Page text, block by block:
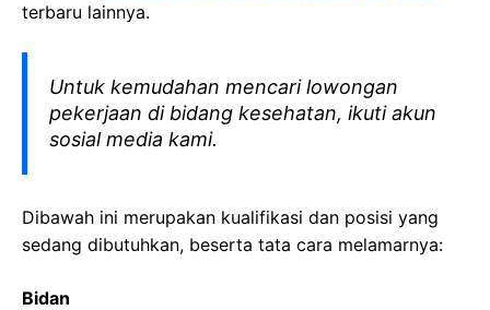
terbaru lainnya.
Untuk kemudahan mencari lowongan
pekerjaan di bidang kesehatan, ikuti akun
sosial media kami.
Dibawah ini merupakan kualifikasi dan posisi yang
sedang dibutuhkan, beserta tata cara melamarnya:
Bidan